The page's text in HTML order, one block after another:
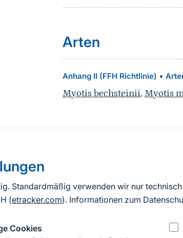
Standardmäßig verwenden wir nur
(etracker.com). Informationen zum
Cookies
Arten
Anhang II (FFH Richtlinie) •
Myotis bechsteinii, Myotis
2019). Aus besonderen